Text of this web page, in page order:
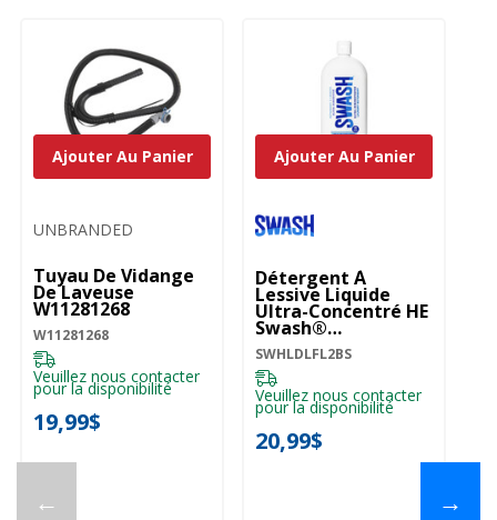
←
UNBRANDED
Tuyau De Vidange
De Laveuse
W11281268
W11281268
Veuillez nous contacter
pour la disponibilité
19,99$
Ajouter Au Panier
Détergent À
Lessive Liquide
Ultra-Concentré HE
Swash®
SWHLDLFL2BS
SWHLDLFL2BS
Veuillez nous contacter
pour la disponibilité
20,99$
Ajouter Au Panier
→